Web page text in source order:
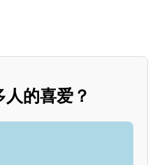
的喜爱？